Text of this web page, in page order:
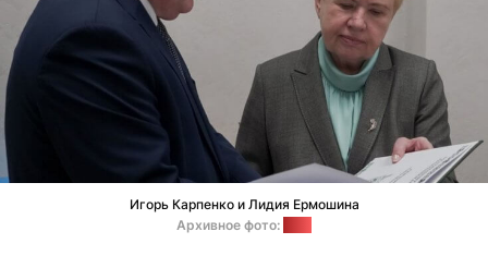
Игорь Карпенко и Лидия Ермошина
Архивное фото: